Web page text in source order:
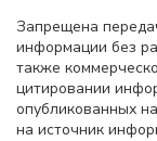
Запрещена
информации без
также
цитировании
опубликованных
на источник